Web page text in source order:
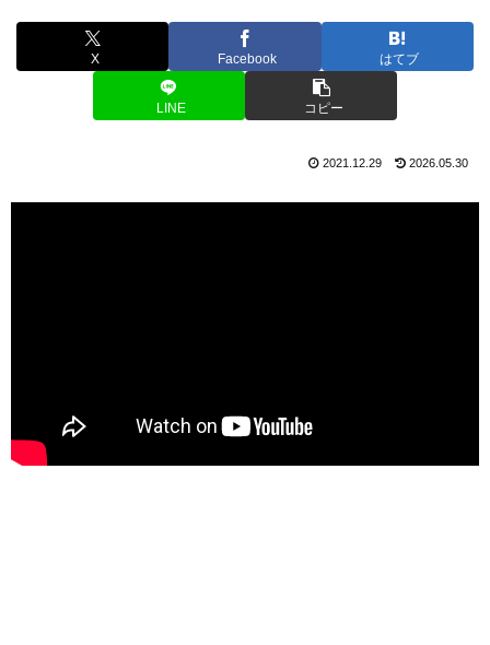
X Facebook はてブ
LINE コピー
2021.12.29 2026.05.30